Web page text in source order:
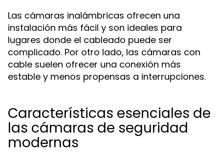
Las cámaras inalámbricas ofrecen una
instalación más fácil y son ideales para
lugares donde el cableado puede ser
complicado. Por otro lado, las cámaras con
cable suelen ofrecer una conexión más
estable y menos propensas a interrupciones.
Características esenciales de
las cámaras de seguridad
modernas